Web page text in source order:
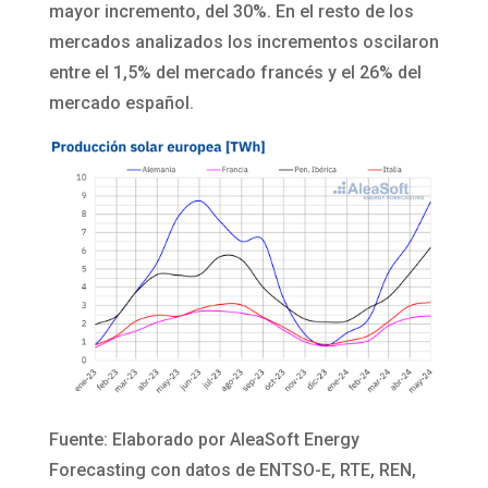
mayor incremento, del 30%. En el resto de los
mercados analizados los incrementos oscilaron
entre el 1,5% del mercado francés y el 26% del
mercado español.
Fuente: Elaborado por AleaSoft Energy
Forecasting con datos de ENTSO-E, RTE, REN,